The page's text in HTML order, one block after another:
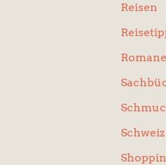
Reisen
Romane
Schweiz